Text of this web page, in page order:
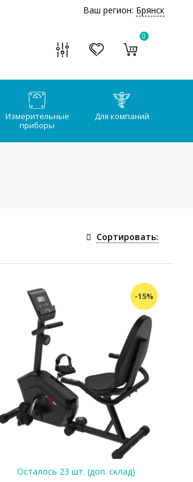
Ваш регион: Брянск
0
Измерительные
приборы
Для компаний
Сортировать:
-15%
Осталось 23 шт. (доп. склад)